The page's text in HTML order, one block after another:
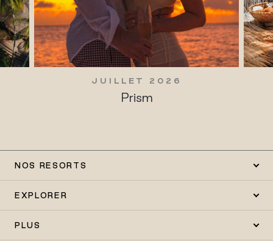
JUILLET 2026
Prism
NOS RESORTS
EXPLORER
PLUS